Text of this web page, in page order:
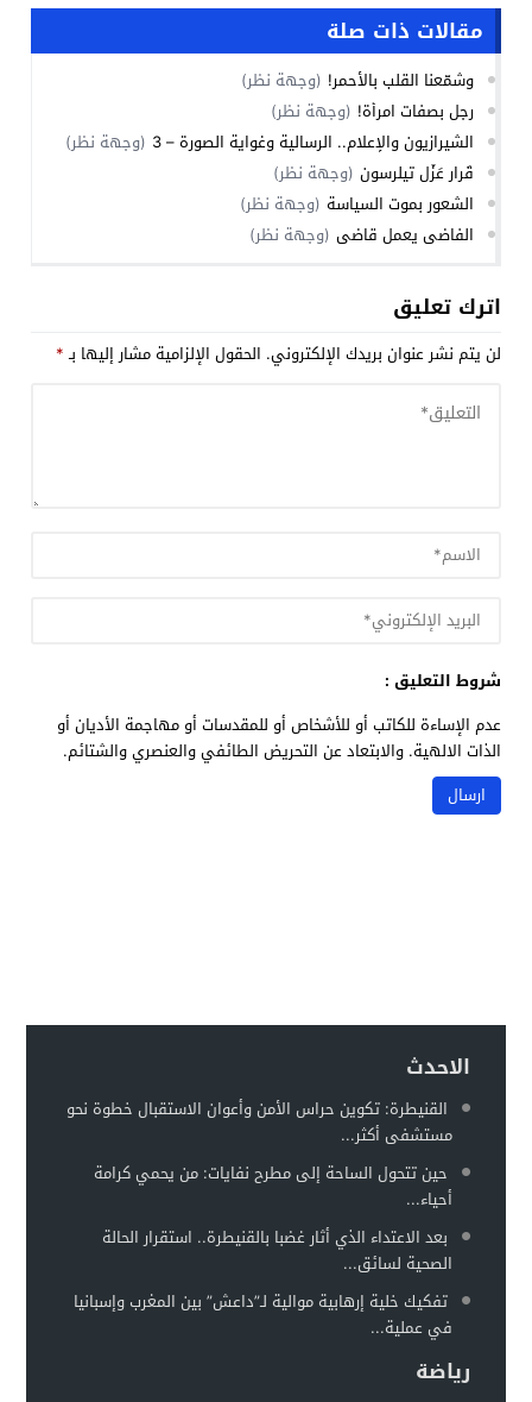
مقالات ذات صلة
وشمّعنا القلب بالأحمر! (وجهة نظر)
رجل بصفات امرأة! (وجهة نظر)
الشيرازيون والإعلام.. الرسالية وغواية الصورة – 3
(وجهة نظر)
قَرار عَزْل تيلرسون (وجهة نظر)
الشعور بموت السياسة (وجهة نظر)
الفاضي يعمل قاضي (وجهة نظر)
اترك تعليق
لن يتم نشر عنوان بريدك الإلكتروني. الحقول الإلزامية مشار إليها بـ*
شروط التعليق :
عدم الإساءة للكاتب أو للأشخاص أو للمقدسات أو مهاجمة الأديان أو
الذات الالهية. والابتعاد عن التحريض الطائفي والعنصري والشتائم.
الاحدث
القنيطرة: تكوين حراس الأمن وأعوان الاستقبال خطوة نحو
مستشفى أكثر...
حين تتحول الساحة إلى مطرح نفايات: من يحمي كرامة
أحياء...
بعد الاعتداء الذي أثار غضبا بالقنيطرة.. استقرار الحالة
الصحية لسائق...
تفكيك خلية إرهابية موالية لـ”داعش” بين المغرب وإسبانيا
في عملية...
رياضة